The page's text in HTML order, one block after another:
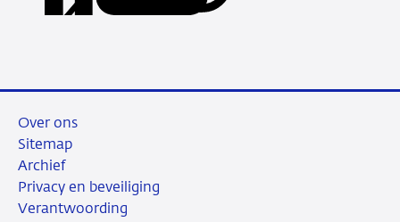
Over ons
Sitemap
Archief
Privacy en beveiliging
Verantwoording